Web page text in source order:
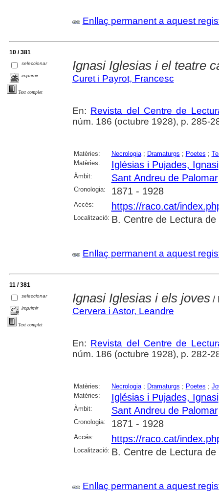
Enllaç permanent a aquest
10 / 381
seleccionar
imprimir
Text complet
Ignasi Iglesias i el teatre
Curet i Payrot, Francesc
En: Revista del Centre de
núm. 186 (octubre 1928), p. 285-
Matèries: Necrologia; Dramaturgs ; Poetes ;
Matèries:
Iglésias i Pujades, Ignasi
Àmbit: Sant Andreu de Palomar
Cronologia: 1871 - 1928
Accés: https://raco.cat/
Localització: B. Centre de Lectura de
Enllaç permanent a aquest
11 / 381
seleccionar
imprimir
Text complet
Ignasi Iglesias i els joves/
Cervera i Astor, Leandre
En: Revista del Centre de
núm. 186 (octubre 1928), p. 282-
Matèries: Necrologia; Dramaturgs ; Poetes ;
Matèries:
Iglésias i Pujades, Ignasi
Àmbit: Sant Andreu de Palomar
Cronologia: 1871 - 1928
Accés: https://raco.cat/
Localització: B. Centre de Lectura de
Enllaç permanent a aquest